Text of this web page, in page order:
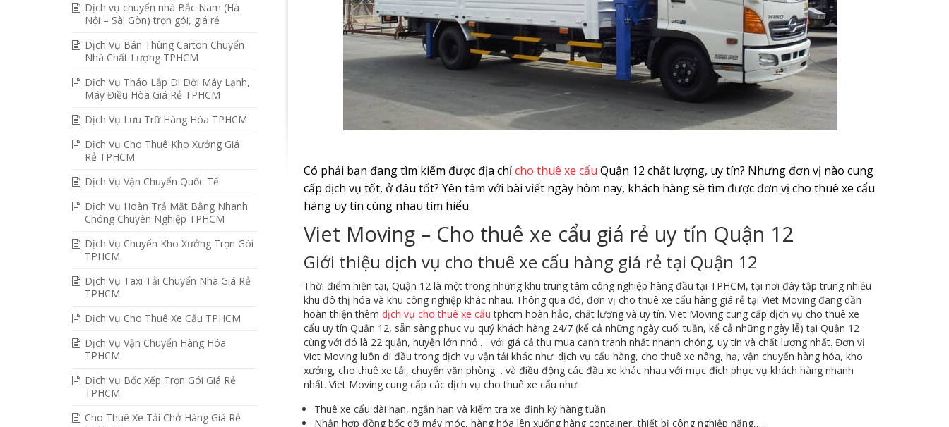
Dịch vụ chuyển nhà Bắc Nam (Hà
Nội – Sài Gòn) trọn gói, giá rẻ
Dịch Vụ Bán Thùng Carton Chuyển
Nhà Chất Lượng TPHCM
Dịch Vụ Tháo Lắp Di Dời Máy Lạnh,
Máy Điều Hòa Giá Rẻ TPHCM
Dịch Vụ Lưu Trữ Hàng Hóa TPHCM
Dịch Vụ Cho Thuê Kho Xưởng Giá
Rẻ TPHCM
Dịch Vụ Vận Chuyển Quốc Tế
Dịch Vụ Hoàn Trả Mặt Bằng Nhanh
Chóng Chuyên Nghiệp TPHCM
Dịch Vụ Chuyển Kho Xưởng Trọn Gói
TPHCM
Dịch Vụ Taxi Tải Chuyển Nhà Giá Rẻ
TPHCM
Dịch Vụ Cho Thuê Xe Cẩu TPHCM
Dịch Vụ Vận Chuyển Hàng Hóa
TPHCM
Dịch Vụ Bốc Xếp Trọn Gói Giá Rẻ
TPHCM
Cho Thuê Xe Tải Chở Hàng Giá Rẻ
Có phải bạn đang tìm kiếm được địa chỉcho thuê xe cẩu Quận 12 chất lượng, uy tín? Nhưng đơn vị nào cung
cấp dịch vụ tốt, ở đâu tốt? Yên tâm với bài viết ngày hôm nay, khách hàng sẽ tìm được đơn vị cho thuê xe cẩu
hàng uy tín cùng nhau tìm hiểu.
Viet Moving – Cho thuê xe cẩu giá rẻ uy tín Quận 12
Giới thiệu dịch vụ cho thuê xe cẩu hàng giá rẻ tại Quận 12
Thời điểm hiện tại, Quận 12 là một trong những khu trung tâm công nghiệp hàng đầu tại TPHCM, tại nơi đây tập trung nhiều
khu đô thị hóa và khu công nghiệp khác nhau. Thông qua đó, đơn vị cho thuê xe cẩu hàng giá rẻ tại Viet Moving đang dần
hoàn thiện thêm dịch vụ cho thuê xe cẩu tphcm hoàn hảo, chất lượng và uy tín. Viet Moving cung cấp dịch vụ cho thuê xe
cẩu uy tín Quận 12, sẵn sàng phục vụ quý khách hàng 24/7 (kể cả những ngày cuối tuần, kể cả những ngày lễ) tại Quận 12
cùng với đó là 22 quận, huyện lớn nhỏ … với giá cả thu mua cạnh tranh nhất nhanh chóng, uy tín và chất lượng nhất. Đơn vị
Viet Moving luôn đi đầu trong dịch vụ vận tải khác như: dịch vụ cẩu hàng, cho thuê xe nâng, hạ, vận chuyển hàng hóa, kho
xưởng, cho thuê xe tải, chuyển văn phòng… và điều động các đầu xe khác nhau với mục đích phục vụ khách hàng nhanh
nhất. Viet Moving cung cấp các dịch vụ cho thuê xe cẩu như:
Thuê xe cẩu dài hạn, ngắn hạn và kiểm tra xe định kỳ hàng tuần
Nhận hợp đồng bốc dỡ máy móc, hàng hóa lên xuống hàng container, thiết bị công nghiệp nặng,….